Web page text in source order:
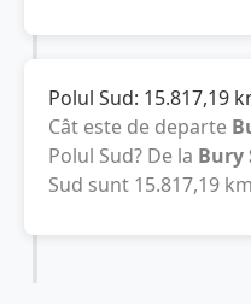
Polul Sud: 15.817,19
Cât este de departe
Polul Sud? De la Bury
Sud sunt 15.817,19 km